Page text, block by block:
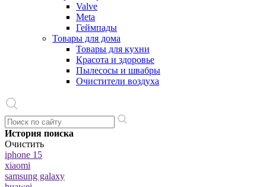
Valve
Meta
Геймпады
Товары для дома
Товары для кухни
Красота и здоровье
Пылесосы и швабры
Очистители воздуха
История поиска
Очистить
iphone 15
xiaomi
samsung galaxy